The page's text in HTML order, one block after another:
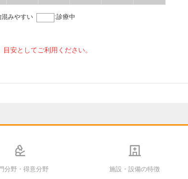
混みやすい :診療中
安としてご利用ください。
分野・得意分野 施設・設備の特徴